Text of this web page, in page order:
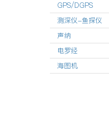
GPS/DGPS
测深仪-鱼探仪
声纳
电罗经
海图机